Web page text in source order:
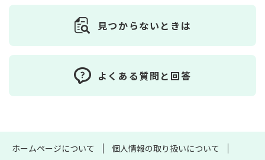
見つからないときは
よくある質問と回答
ホームページについて
個人情報の取り扱いについて